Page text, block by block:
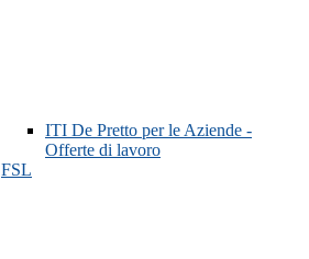
ITI De Pretto per le Aziende -
Offerte di lavoro
FSL